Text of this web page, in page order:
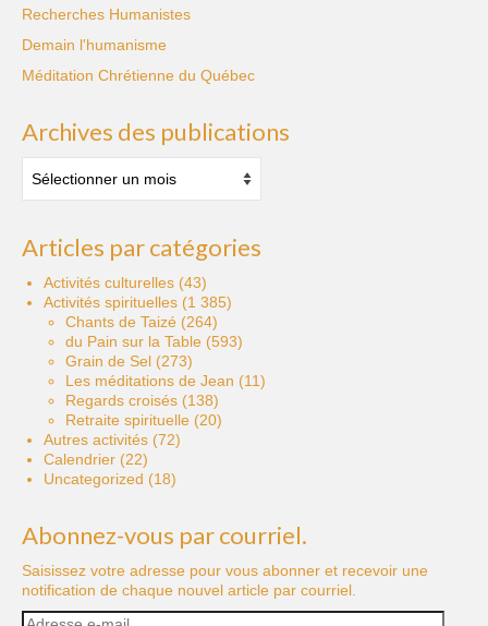
Recherches Humanistes
Demain l'humanisme
Méditation Chrétienne du Québec
Archives des publications
des
publications
Articles par catégories
Activités culturelles (43)
Activités spirituelles (1 385)
Chants de Taizé (264)
du Pain sur la Table (593)
Grain de Sel (273)
Les méditations de Jean (11)
Regards croisés (138)
Retraite spirituelle (20)
Autres activités (72)
Calendrier (22)
Uncategorized (18)
Abonnez-vous par courriel.
Saisissez votre adresse pour vous abonner et recevoir une
notification de chaque nouvel article par courriel.
Adresse